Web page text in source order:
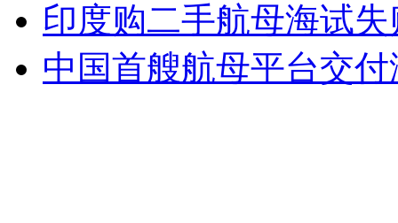
安徽一实载49人客车翻车
印度购二手航母海试失
中国首艘航母平台交付